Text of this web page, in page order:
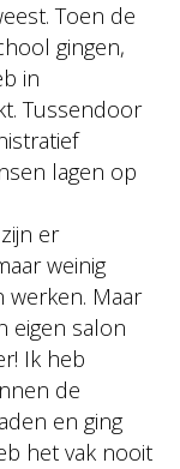
Toen de
gingen,
in
Tussendoor
lagen op
er
weinig
werken. Maar
eigen salon
Ik heb
de
en ging
het vak nooit